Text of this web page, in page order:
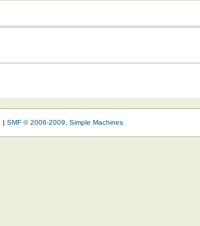
| SMF © 2006-2009, Simple Machines